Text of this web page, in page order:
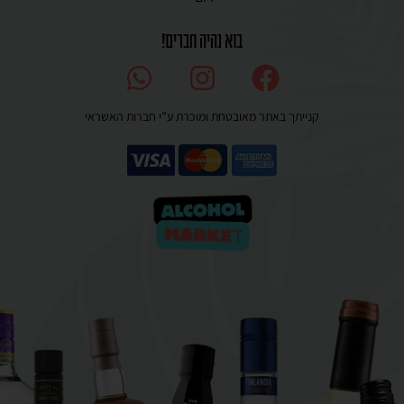
בוא נהיה חברים!
קנייתך באתר מאובטחת ומוכרת ע”י חברות האשראי